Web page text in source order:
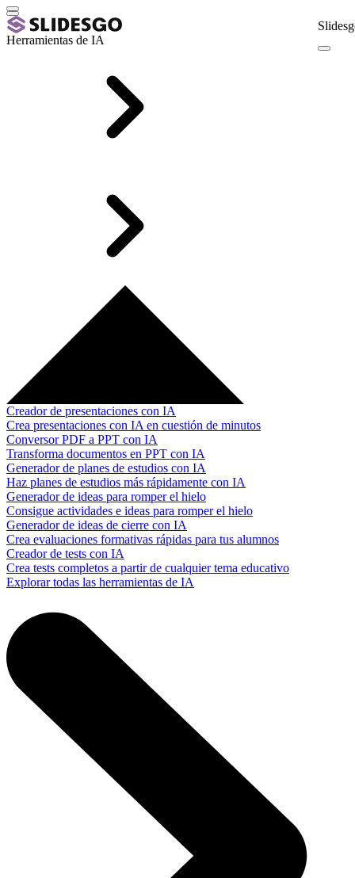
Herramientas de IA
Creador de presentaciones con IA
Crea presentaciones con IA en cuestión de minutos
Conversor PDF a PPT con IA
Transforma documentos en PPT con IA
Generador de planes de estudios con IA
Haz planes de estudios más rápidamente con IA
Generador de ideas para romper el hielo
Consigue actividades e ideas para romper el hielo
Generador de ideas de cierre con IA
Crea evaluaciones formativas rápidas para tus alumnos
Creador de tests con IA
Crea tests completos a partir de cualquier tema educativo
Explorar todas las herramientas de IA